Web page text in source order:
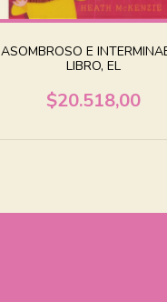
ASOMBROSO E
LIBRO, EL
$20.518,00